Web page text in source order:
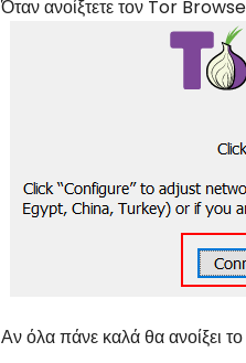
Όταν ανοίξτετε τον Tor
Αν όλα πάνε καλά θα ανοίξει